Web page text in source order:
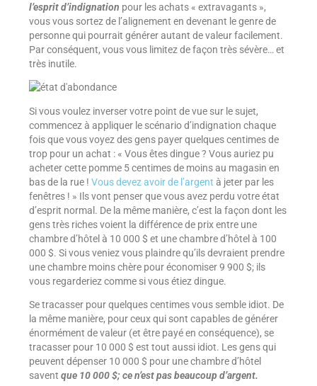
l’esprit d’indignation pour les achats « extravagants »,
vous vous sortez de l’alignement en devenant le genre de
personne qui pourrait générer autant de valeur facilement.
Par conséquent, vous vous limitez de façon très sévère… et
très inutile.
Si vous voulez inverser votre point de vue sur le sujet,
commencez à appliquer le scénario d’indignation chaque
fois que vous voyez des gens payer quelques centimes de
trop pour un achat : « Vous êtes dingue ? Vous auriez pu
acheter cette pomme 5 centimes de moins au magasin en
bas de la rue ! Vous devez avoir de l’argent à jeter par les
fenêtres ! » Ils vont penser que vous avez perdu votre état
d’esprit normal. De la même manière, c’est la façon dont les
gens très riches voient la différence de prix entre une
chambre d’hôtel à 10 000 $ et une chambre d’hôtel à 100
000 $. Si vous veniez vous plaindre qu’ils devraient prendre
une chambre moins chère pour économiser 9 900 $; ils
vous regarderiez comme si vous étiez dingue.
Se tracasser pour quelques centimes vous semble idiot. De
la même manière, pour ceux qui sont capables de générer
énormément de valeur (et être payé en conséquence), se
tracasser pour 10 000 $ est tout aussi idiot. Les gens qui
peuvent dépenser 10 000 $ pour une chambre d’hôtel
savent que 10 000 $; ce n’est pas beaucoup d’argent.